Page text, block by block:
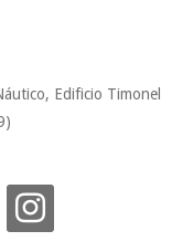
Edificio Timonel